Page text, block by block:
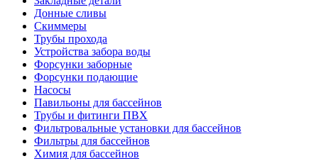
Донные сливы
Скиммеры
Трубы прохода
Устройства забора воды
Форсунки заборные
Форсунки подающие
Насосы
Павильоны для бассейнов
Трубы и фитинги ПВХ
Фильтровальные установки для бассейнов
Фильтры для бассейнов
Химия для бассейнов